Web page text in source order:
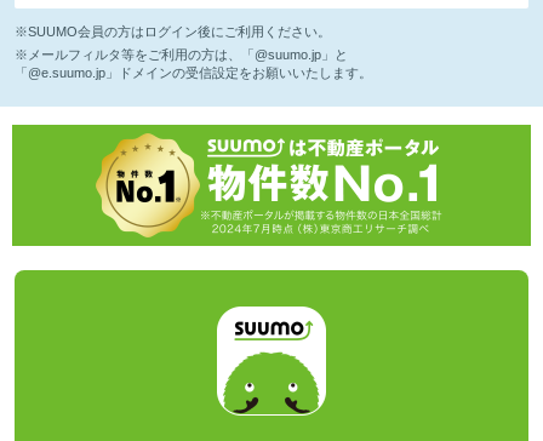
※SUUMO会員の方はログイン後にご利用ください。
※メールフィルタ等をご利用の方は、「@suumo.jp」と
「@e.suumo.jp」ドメインの受信設定をお願いいたします。